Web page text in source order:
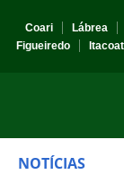
Coari
Lábrea
Figueiredo
NOTÍCIAS